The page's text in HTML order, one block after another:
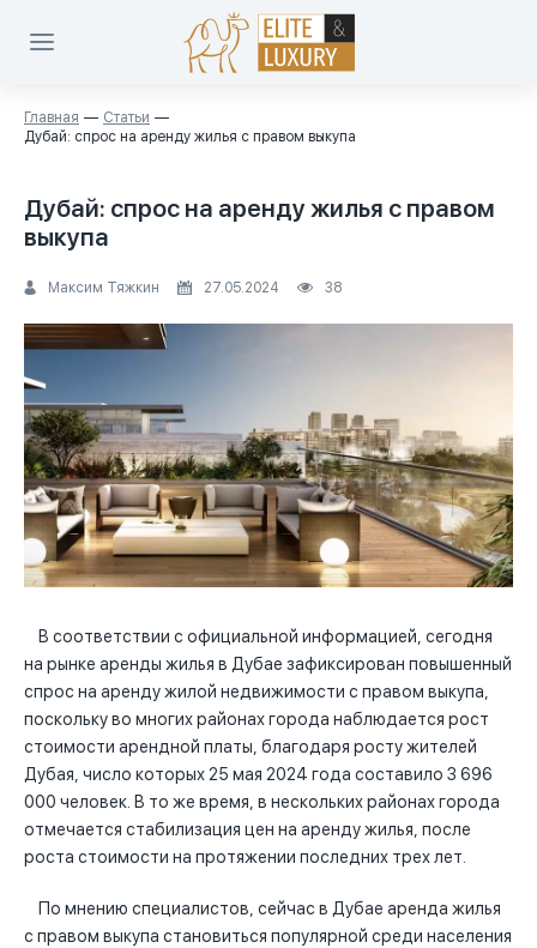
Главная
Статьи
Дубай: спрос на аренду жилья с правом выкупа
Дубай: спрос на аренду жилья с правом
выкупа
Максим Тяжкин 27.05.2024 38
В соответствии с официальной информацией, сегодня
на рынке аренды жилья в Дубае зафиксирован повышенный
спрос на аренду жилой недвижимости с правом выкупа,
поскольку во многих районах города наблюдается рост
стоимости арендной платы, благодаря росту жителей
Дубая, число которых 25 мая 2024 года составило 3 696
000 человек. В то же время, в нескольких районах города
отмечается стабилизация цен на аренду жилья, после
роста стоимости на протяжении последних трех лет.
По мнению специалистов, сейчас в Дубае аренда жилья
с правом выкупа становиться популярной среди населения